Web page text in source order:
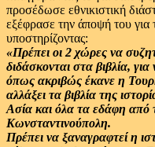
προσέδωσε εθνικιστική
εξέφρασε την άποψή του για
υποστηρίζοντας:
«Πρέπει οι 2 χώρες να
διδάσκονται στα βιβλία,
όπως ακριβώς έκανε η
αλλάξει τα βιβλία της
Ασία και όλα τα εδάφη από
Κωνσταντινούπολη.
Πρέπει να ξαναγραφτεί η